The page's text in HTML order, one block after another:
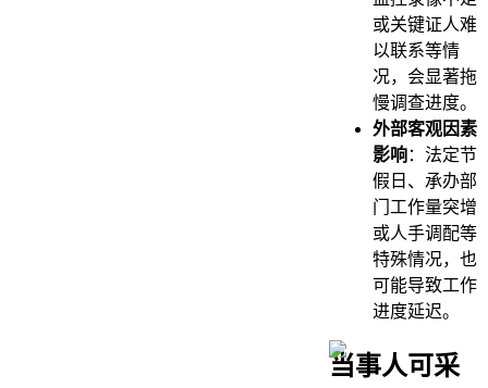
或关键证人难
以联系等情
况，会显著拖
慢调查进度。
外部客观因素
影响：法定节
假日、承办部
门工作量突增
或人手调配等
特殊情况，也
可能导致工作
进度延迟。
当事人可采